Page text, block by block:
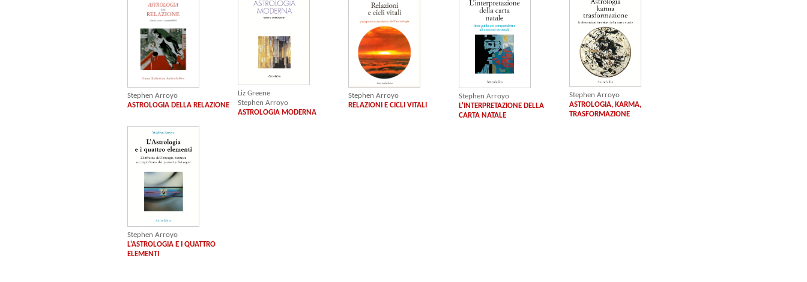
Stephen Arroyo
ASTROLOGIA DELLA RELAZIONE
Liz Greene
Stephen Arroyo
ASTROLOGIA MODERNA
Stephen Arroyo
RELAZIONI E CICLI VITALI
Stephen Arroyo
L'INTERPRETAZIONE DELLA
CARTA NATALE
Stephen Arroyo
ASTROLOGIA, KARMA,
TRASFORMAZIONE
Stephen Arroyo
L'ASTROLOGIA E I QUATTRO
ELEMENTI